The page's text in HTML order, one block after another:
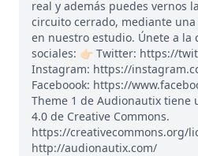
real y además puedes vernos
circuito cerrado, mediante
en nuestro estudio. Únete a la
sociales: 👉🏻 Twitter: https://
Instagram: https://
Faceboook: https://
Theme 1 de Audionautix tiene
4.0 de Creative Commons.
https://creativecommons.org/
http://audionautix.com/